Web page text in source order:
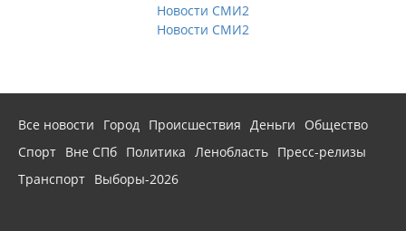
Новости СМИ2
Новости СМИ2
Все новости Город Происшествия Деньги
Общество
Спорт Вне СПб Политика Ленобласть Пресс-релизы
Транспорт Выборы-2026